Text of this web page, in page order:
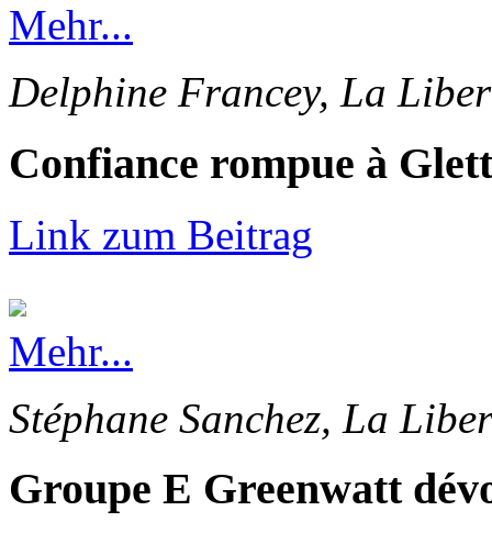
Mehr...
Delphine Francey, La
Confiance rompue à
Link zum Beitrag
Mehr...
Stéphane Sanchez, La
Groupe E Greenwatt